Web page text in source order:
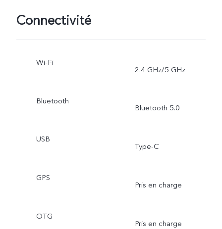
Connectivité
Wi-Fi
2.4 GHz/5 GHz
Bluetooth
Bluetooth 5.0
USB
Type-C
GPS
Pris en charge
OTG
Pris en charge